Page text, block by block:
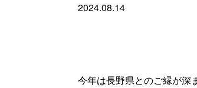
2024.08.14
今年は長野県とのご縁が深